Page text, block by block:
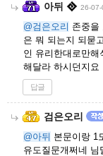
아뒤 26-
@검은오리 존중을
은 뭐 되는지 되묻
인 유리한대로만
해달라 하시던지요
답글
검은오리
@아뒤 본문이랑 1
유도질문개쩌네